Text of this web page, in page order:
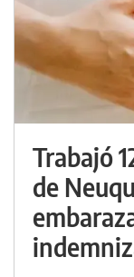
Trabajó
de